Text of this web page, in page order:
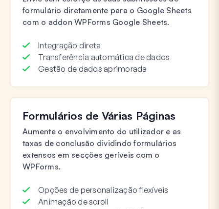
formulário diretamente para o Google Sheets
com o addon WPForms Google Sheets.
Integração direta
Transferência automática de dados
Gestão de dados aprimorada
Formulários de Várias Páginas
Aumente o envolvimento do utilizador e as
taxas de conclusão dividindo formulários
extensos em secções geríveis com o
WPForms.
Opções de personalização flexíveis
Animação de scroll